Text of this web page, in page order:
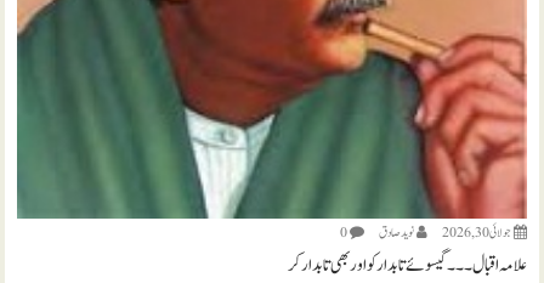
جولائی 30, 2026 نويد صادق 0
علامہ اقبال ۔۔۔ گیسوئے تابدار کو اور بھی تابدار کر